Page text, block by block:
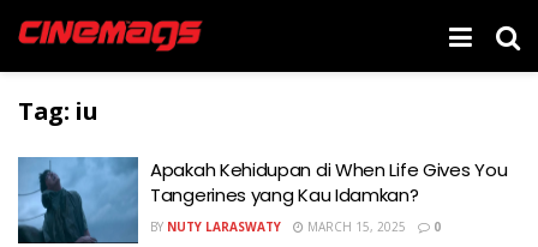
Tag: iu
Apakah Kehidupan di When Life Gives You
Tangerines yang Kau Idamkan?
BY NUTY LARASWATY MARCH 15, 2025 0